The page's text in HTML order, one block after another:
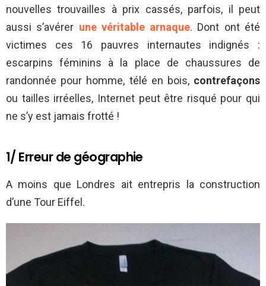
nouvelles trouvailles à prix cassés, parfois, il peut
aussi s’avérer une véritable arnaque. Dont ont été
victimes ces 16 pauvres internautes indignés :
escarpins féminins à la place de chaussures de
randonnée pour homme, télé en bois, contrefaçons
ou tailles irréelles, Internet peut être risqué pour qui
ne s’y est jamais frotté !
1/ Erreur de géographie
A moins que Londres ait entrepris la construction
d’une Tour Eiffel.